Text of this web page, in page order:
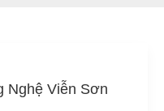
Nghệ Viễn Sơn